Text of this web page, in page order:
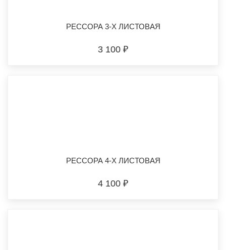
РЕССОРА 3-Х ЛИСТОВАЯ
3 100 ₽
РЕССОРА 4-Х ЛИСТОВАЯ
4 100 ₽